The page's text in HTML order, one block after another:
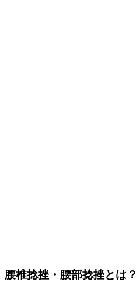
腰椎捻挫・腰部捻挫とは？